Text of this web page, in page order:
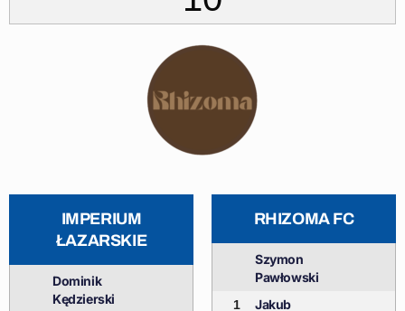
IMPERIUM
ŁAZARSKIE
Dominik
Kędzierski
RHIZOMA FC
Szymon
Pawłowski
1
Jakub